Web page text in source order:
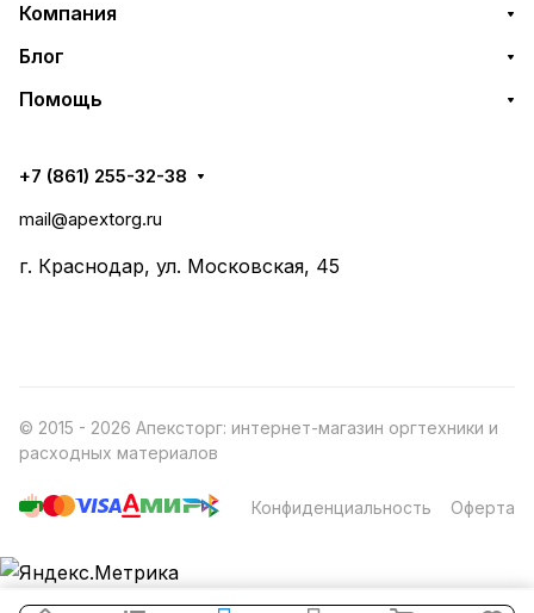
Компания
Блог
Помощь
+7 (861) 255-32-38
mail@apextorg.ru
г. Краснодар, ул. Московская, 45
© 2015 - 2026 Апексторг: интернет-магазин оргтехники и
расходных материалов
Конфиденциальность Оферта